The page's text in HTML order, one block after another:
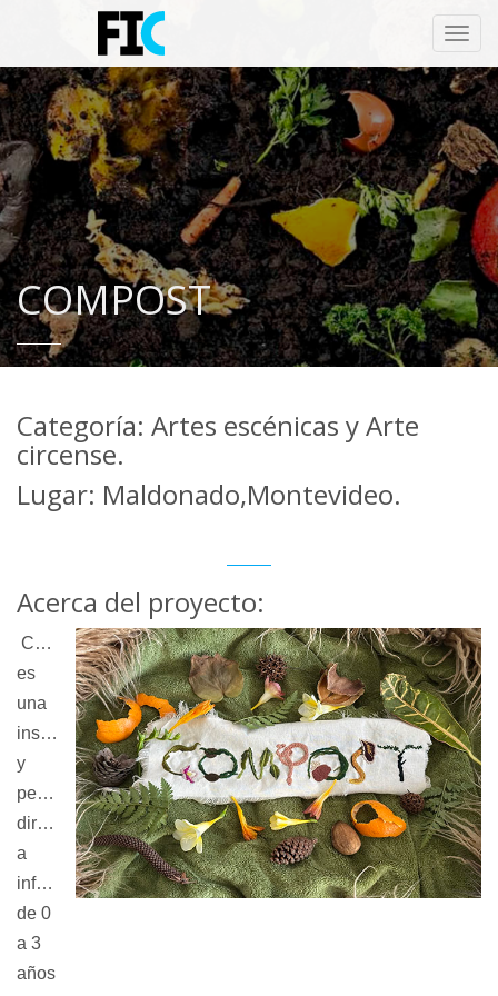
COMPOST
Categoría: Artes escénicas y Arte
circense.
Lugar: Maldonado,Montevideo.
Acerca del proyecto:
Compost
es
una
instalación
y
performance
dirigida
a
infancias
de 0
a 3
años